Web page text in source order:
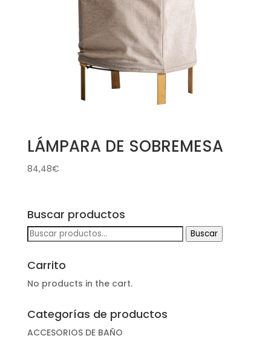
LÁMPARA DE SOBREMESA
84,48€
Buscar productos
Buscar
por:
Buscar
Carrito
No products in the cart.
Categorías de productos
ACCESORIOS DE BAÑO